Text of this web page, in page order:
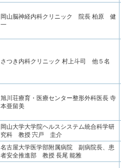
岡山脳神経内科クリニック 院長 柏原 健
一
さつき内科クリニック 村上斗司 他５名
旭川荘療育・医療センター整形外科医長 寺
本亜留美
岡山大学大学院ヘルスシステム統合科学研
究科 教授 宍戸 圭介
名古屋大学医学部附属病院 副病院長、患
者安全推進部 教授 長尾 能雅